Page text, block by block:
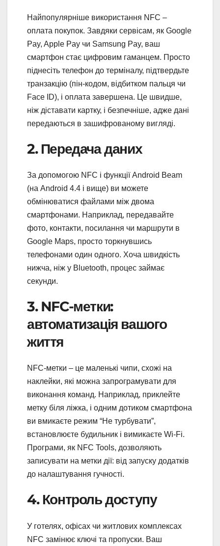
Найпопулярніше використання NFC –
оплата покупок. Завдяки сервісам, як Google
Pay, Apple Pay чи Samsung Pay, ваш
смартфон стає цифровим гаманцем. Просто
піднесіть телефон до терміналу, підтвердьте
транзакцію (пін-кодом, відбитком пальця чи
Face ID), і оплата завершена. Це швидше,
ніж діставати картку, і безпечніше, адже дані
передаються в зашифрованому вигляді.
2. Передача даних
За допомогою NFC і функції Android Beam
(на Android 4.4 і вище) ви можете
обмінюватися файлами між двома
смартфонами. Наприклад, передавайте
фото, контакти, посилання чи маршрути в
Google Maps, просто торкнувшись
телефонами один одного. Хоча швидкість
нижча, ніж у Bluetooth, процес займає
секунди.
3. NFC-метки:
автоматизація вашого
життя
NFC-метки – це маленькі чипи, схожі на
наклейки, які можна запрограмувати для
виконання команд. Наприклад, приклейте
метку біля ліжка, і одним дотиком смартфона
ви вмикаєте режим “Не турбувати”,
встановлюєте будильник і вимикаєте Wi-Fi.
Програми, як NFC Tools, дозволяють
записувати на метки дії: від запуску додатків
до налаштування гучності.
4. Контроль доступу
У готелях, офісах чи житлових комплексах
NFC замінює ключі та пропуски. Ваш